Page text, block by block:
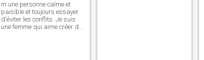
m une personne calme et
paisible et toujours essayer
d'éviter les conflits. Je suis
une femme qui aime créer du